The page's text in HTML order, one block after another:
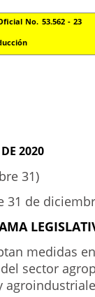
No. 53.562 - 23
2020
31)
31 de
medidas
sector